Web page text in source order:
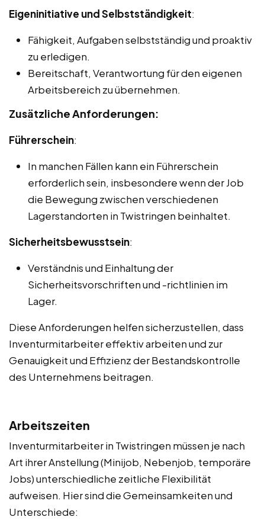
Eigeninitiative und Selbstständigkeit:
Fähigkeit, Aufgaben selbstständig und proaktiv
zu erledigen.
Bereitschaft, Verantwortung für den eigenen
Arbeitsbereich zu übernehmen.
Zusätzliche Anforderungen:
Führerschein:
In manchen Fällen kann ein Führerschein
erforderlich sein, insbesondere wenn der Job
die Bewegung zwischen verschiedenen
Lagerstandorten in Twistringen beinhaltet.
Sicherheitsbewusstsein:
Verständnis und Einhaltung der
Sicherheitsvorschriften und -richtlinien im
Lager.
Diese Anforderungen helfen sicherzustellen, dass
Inventurmitarbeiter effektiv arbeiten und zur
Genauigkeit und Effizienz der Bestandskontrolle
des Unternehmens beitragen.
Arbeitszeiten
Inventurmitarbeiter in Twistringen müssen je nach
Art ihrer Anstellung (Minijob, Nebenjob, temporäre
Jobs) unterschiedliche zeitliche Flexibilität
aufweisen. Hier sind die Gemeinsamkeiten und
Unterschiede: